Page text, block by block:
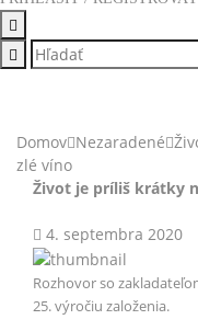
Domov Nezaradené
zlé víno
Život je príliš krátky
4. septembra 2020
Rozhovor so
25. výročiu založenia.